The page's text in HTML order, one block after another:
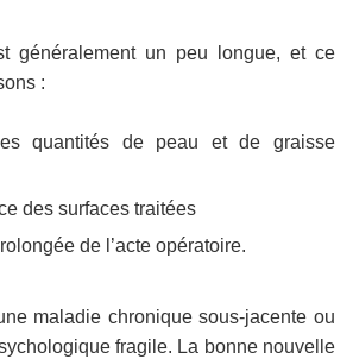
généralement un peu longue, et ce
:
quantités de peau et de graisse
des surfaces traitées
de l’acte opératoire.
maladie chronique sous-jacente ou
fragile. La bonne nouvelle